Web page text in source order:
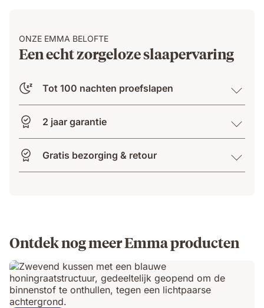
ONZE EMMA BELOFTE
Een echt zorgeloze slaapervaring
Tot 100 nachten proefslapen
2 jaar garantie
Gratis bezorging & retour
Ontdek nog meer Emma producten